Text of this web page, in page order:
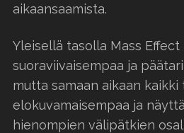
aikaansaamista.
Yleisellä tasolla Mass Effect
suoraviivaisempaa ja
mutta samaan aikaan
elokuvamaisempaa ja
hienompien välipätkien